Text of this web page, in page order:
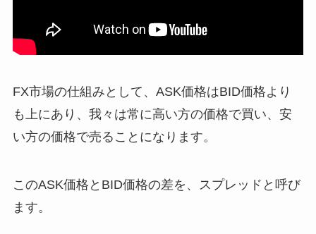
FX市場の仕組みとして、ASK価格はBID価格より
も上にあり、我々は常に高い方の価格で買い、安
い方の価格で売ることになります。
このASK価格とBID価格の差を、スプレッドと呼び
ます。